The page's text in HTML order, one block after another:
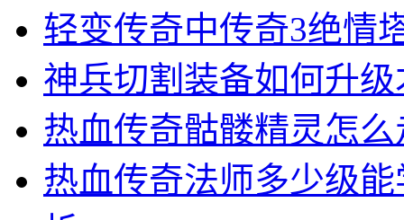
轻变传奇中传奇3绝情
神兵切割装备如何升
热血传奇骷髅精灵怎
热血传奇法师多少级